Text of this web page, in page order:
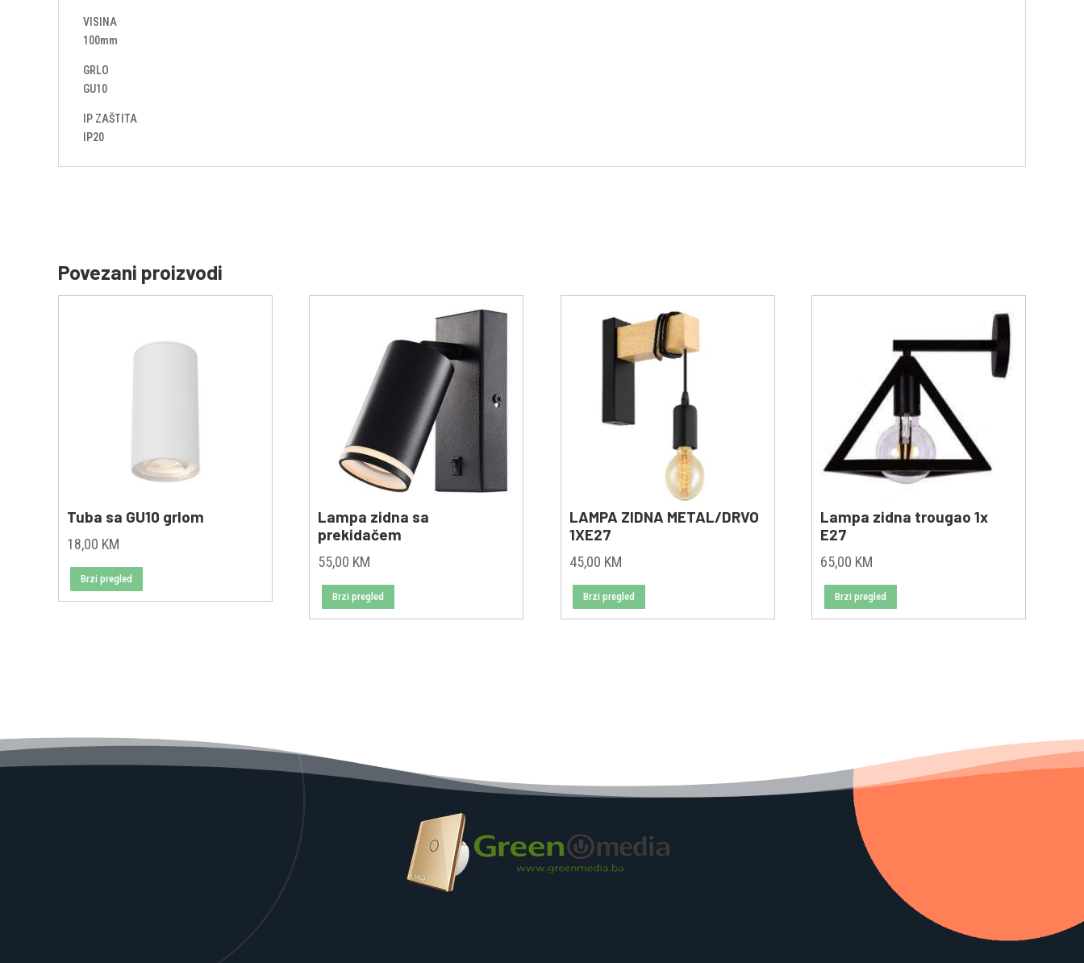
VISINA
100mm
GRLO
GU10
IP ZAŠTITA
IP20
Povezani proizvodi
Tuba sa GU10 grlom
18,00 KM
Brzi pregled
Lampa zidna sa
prekidačem
55,00 KM
Brzi pregled
LAMPA ZIDNA METAL/DRVO
1XE27
45,00 KM
Brzi pregled
Lampa zidna trougao 1x
E27
65,00 KM
Brzi pregled